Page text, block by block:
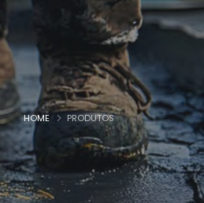
HOME PRODUTOS